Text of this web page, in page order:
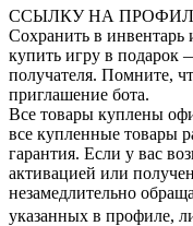
ССЫЛКУ НА
Сохранить в инвентарь
купить игру в подарок
получателя. Помните,
приглашение бота.
Все товары куплены
все купленные товары
гарантия. Если у вас
активацией или
незамедлительно
указанных в профиле,